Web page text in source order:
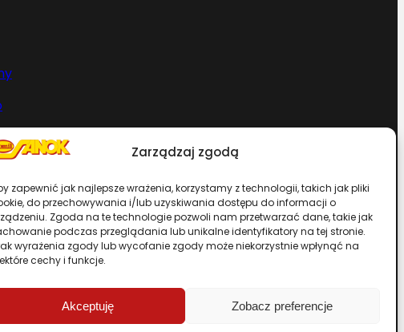
Zarządzaj zgodą
zapewnić jak najlepsze wrażenia, korzystamy z technologii, takich jak pliki
do przechowywania i/lub uzyskiwania dostępu do informacji o
Zgoda na te technologie pozwoli nam przetwarzać dane, takie jak
podczas przeglądania lub unikalne identyfikatory na tej stronie.
wyrażenia zgody lub wycofanie zgody może niekorzystnie wpłynąć na
cechy i funkcje.
Akceptuję Zobacz preferencje
z serwisu
Chcesz zostać dystrybutorem?
Przewiń stronę do góry